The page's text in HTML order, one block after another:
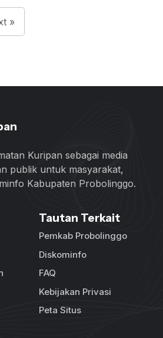
»
Kuripan sebagai media
publik untuk masyarakat,
Kabupaten Probolinggo.
Tautan Terkait
Pemkab Probolinggo
Diskominfo
FAQ
Kebijakan Privasi
Peta Situs